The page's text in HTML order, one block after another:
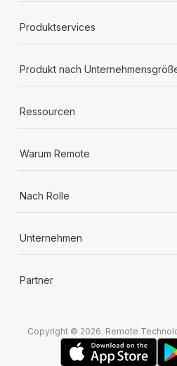
Produktservices
Produkt nach
Ressourcen
Warum Remote
Nach Rolle
Unternehmen
Partner
Copyright © 2026. Remote